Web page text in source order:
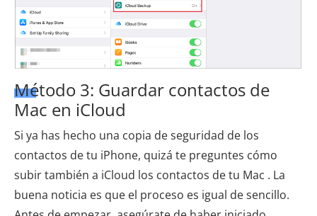
Método 3: Guardar contactos de
Mac en iCloud
Si ya has hecho una copia de seguridad de los
contactos de tu iPhone, quizá te preguntes cómo
subir también a iCloud los contactos de tu Mac . La
buena noticia es que el proceso es igual de sencillo.